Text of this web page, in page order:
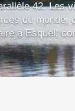
42. Les
du monde,
à Esquel,